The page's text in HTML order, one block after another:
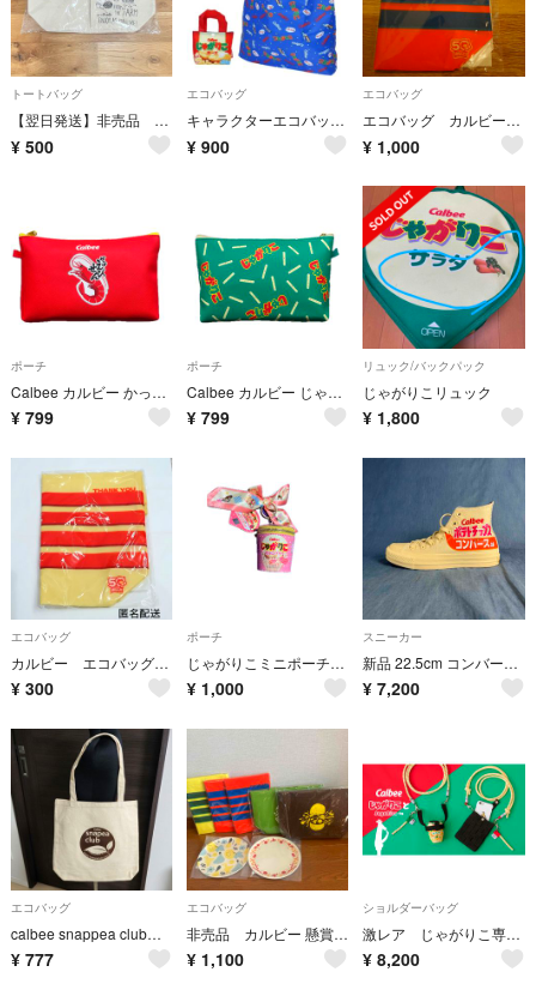
トートバッグ
【翌日発送】非売品 カルビー大収穫祭 ベジトート 未使用トートバッグ【即購入可】
¥ 500
エコバッグ
キャラクターエコバッグ じゃがりこチーズ
¥ 900
エコバッグ
エコバッグ カルビー大収穫祭2025
¥ 1,000
ポーチ
Calbee カルビー かっぱえびせん ポーチ
¥ 799
ポーチ
Calbee カルビー じゃがりこ ポーチ
¥ 799
リュック/バックパック
じゃがりこリュック
¥ 1,800
エコバッグ
カルビー エコバッグ 大収穫祭 2025
¥ 300
ポーチ
じゃがりこミニポーチ たらこバター
¥ 1,000
スニーカー
新品 22.5cm コンバース オールスター(R) カルビー ポテトチップスHI
¥ 7,200
エコバッグ
calbee snappea club帆布素材 エコバッグ
¥ 777
エコバッグ
非売品 カルビー 懸賞 当選品セット売り
¥ 1,100
ショルダーバッグ
激レア じゃがりこ専用ホルダー 「じゃがりこ と」Makuake 日本製
¥ 8,200